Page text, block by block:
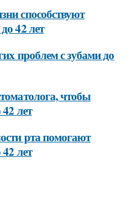
способствуют
42 лет
проблем с зубами до
чтобы
лет
рта помогают
лет